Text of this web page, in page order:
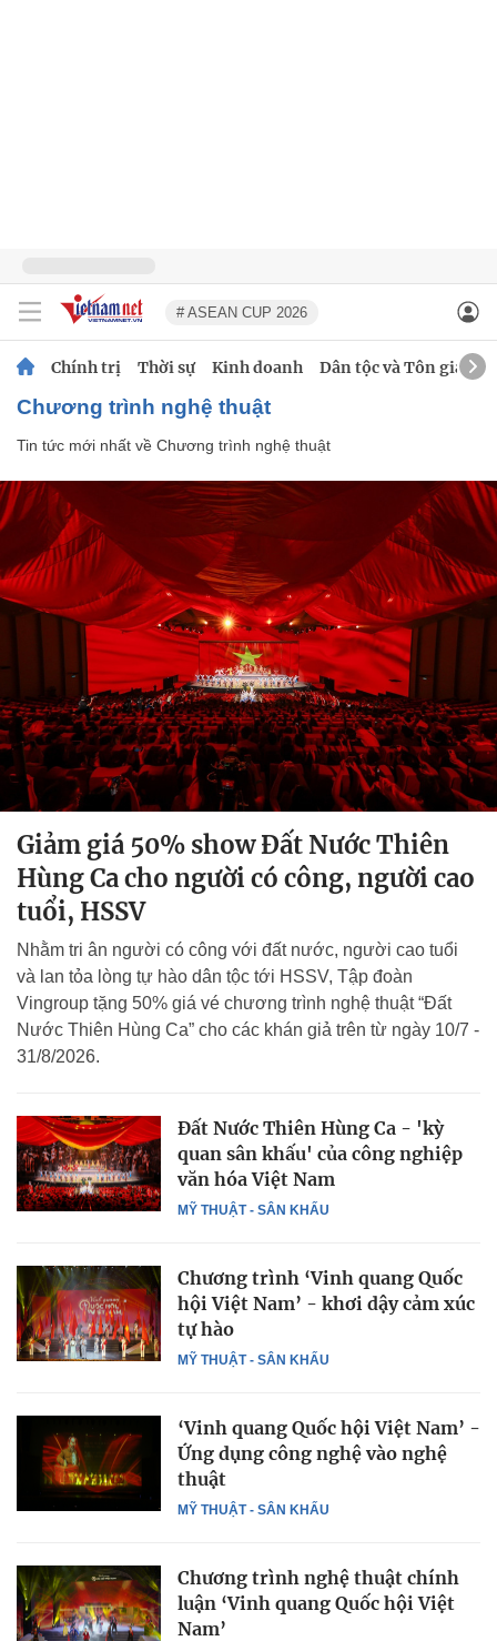
# ASEAN CUP 2026
Chính trị Thời sự Kinh doanh Dân tộc và Tôn giáo
Chương trình nghệ thuật
Tin tức mới nhất về Chương trình nghệ thuật
Giảm giá 50% show Đất Nước Thiên
Hùng Ca cho người có công, người cao
tuổi, HSSV
Nhằm tri ân người có công với đất nước, người cao tuổi
và lan tỏa lòng tự hào dân tộc tới HSSV, Tập đoàn
Vingroup tặng 50% giá vé chương trình nghệ thuật “Đất
Nước Thiên Hùng Ca” cho các khán giả trên từ ngày 10/7 -
31/8/2026.
MỸ THUẬT - SÂN KHẤU
Đất Nước Thiên Hùng Ca - 'kỳ
quan sân khấu' của công nghiệp
văn hóa Việt Nam
MỸ THUẬT - SÂN KHẤU
Chương trình ‘Vinh quang Quốc
hội Việt Nam’ - khơi dậy cảm xúc
tự hào
MỸ THUẬT - SÂN KHẤU
‘Vinh quang Quốc hội Việt Nam’ -
Ứng dụng công nghệ vào nghệ
thuật
Chương trình nghệ thuật chính
luận ‘Vinh quang Quốc hội Việt
Nam’